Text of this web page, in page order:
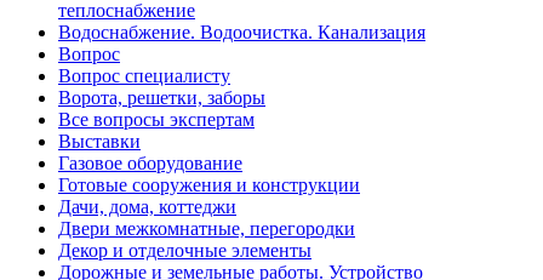
теплоснабжение
Водоснабжение. Водоочистка. Канализация
Вопрос
Вопрос специалисту
Ворота, решетки, заборы
Все вопросы экспертам
Выставки
Газовое оборудование
Готовые сооружения и конструкции
Дачи, дома, коттеджи
Двери межкомнатные, перегородки
Декор и отделочные элементы
Дорожные и земельные работы. Устройство